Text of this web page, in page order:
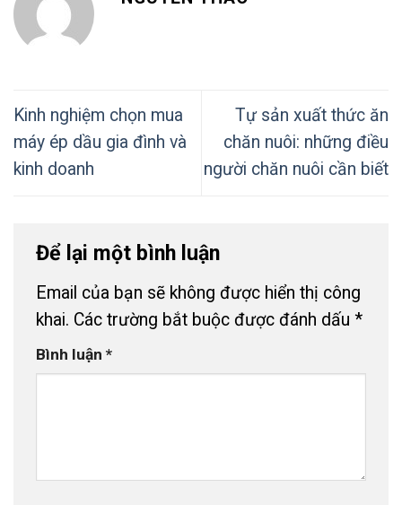
Kinh nghiệm chọn mua
máy ép dầu gia đình và
kinh doanh
Tự sản xuất thức ăn
chăn nuôi: những điều
người chăn nuôi cần biết
Để lại một bình luận
Email của bạn sẽ không được hiển thị công
khai. Các trường bắt buộc được đánh dấu *
Bình luận *